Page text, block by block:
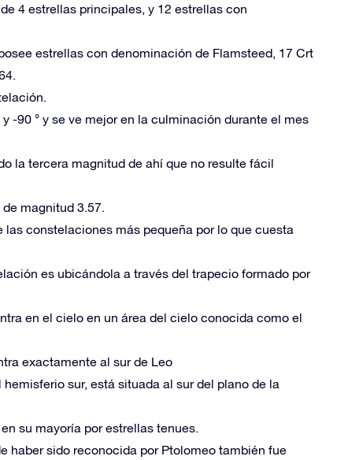
4 estrellas principales, y 12 estrellas con
estrellas con denominación de Flamsteed, 17 Crt
-90 ° y se ve mejor en la culminación durante el mes
la tercera magnitud de ahí que no resulte fácil
magnitud 3.57.
constelaciones más pequeña por lo que cuesta
es ubicándola a través del trapecio formado por
en el cielo en un área del cielo conocida como el
exactamente al sur de Leo
sur, está situada al sur del plano de la
su mayoría por estrellas tenues.
haber sido reconocida por Ptolomeo también fue